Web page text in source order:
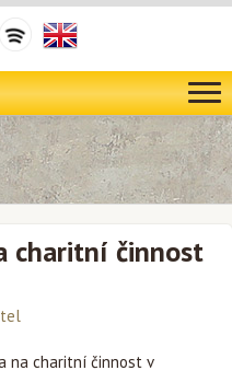
charitní činnost
na charitní činnost v